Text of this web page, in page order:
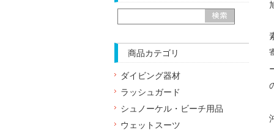
商品カテゴリ
ダイビング器材
ラッシュガード
シュノーケル・ビーチ用品
ウェットスーツ